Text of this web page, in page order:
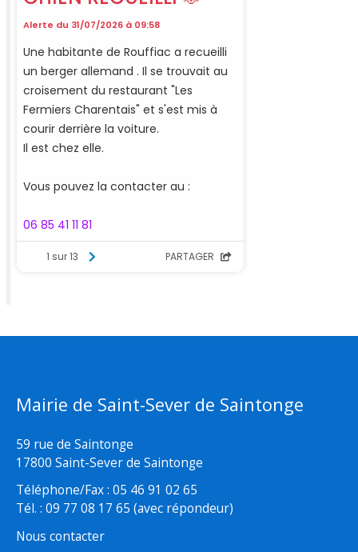
Mairie de Saint-Sever de Saintonge
59 rue de Saintonge
17800 Saint-Sever de Saintonge
Téléphone/Fax : 05 46 91 02 65
Tél. : 09 77 08 17 65 (avec répondeur)
Nous contacter